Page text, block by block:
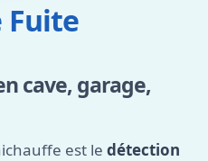
Fuite
cave, garage,
est le détection